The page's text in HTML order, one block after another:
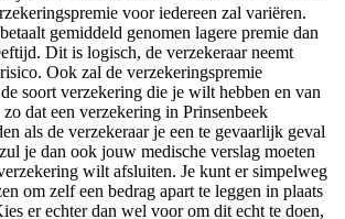
voor iedereen zal variëren.
gemiddeld genomen lagere premie dan
Dit is logisch, de verzekeraar neemt
Ook zal de verzekeringspremie
soort verzekering die je wilt hebben en van
dat een verzekering in Prinsenbeek
als de verzekeraar je een te gevaarlijk geval
je dan ook jouw medische verslag moeten
wilt afsluiten. Je kunt er simpelweg
om zelf een bedrag apart te leggen in plaats
er echter dan wel voor om dit echt te doen,